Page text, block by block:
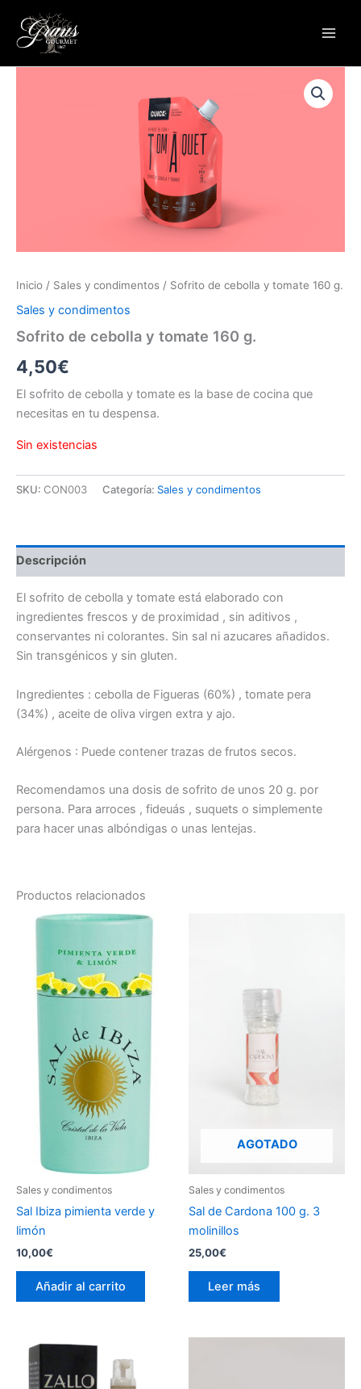
contenido
Inicio / Sales y condimentos / Sofrito de cebolla y tomate 160 g.
Sales y condimentos
Sofrito de cebolla y tomate 160 g.
4,50€
El sofrito de cebolla y tomate es la base de cocina que
necesitas en tu despensa.
Sin existencias
SKU: CON003 Categoría: Sales y condimentos
Descripción
El sofrito de cebolla y tomate está elaborado con
ingredientes frescos y de proximidad , sin aditivos ,
conservantes ni colorantes. Sin sal ni azucares añadidos.
Sin transgénicos y sin gluten.
Ingredientes : cebolla de Figueras (60%) , tomate pera
(34%) , aceite de oliva virgen extra y ajo.
Alérgenos : Puede contener trazas de frutos secos.
Recomendamos una dosis de sofrito de unos 20 g. por
persona. Para arroces , fideuás , suquets o simplemente
para hacer unas albóndigas o unas lentejas.
Productos relacionados
Sales y condimentos
Sal Ibiza pimienta verde y
limón
10,00€
Añadir al carrito
AGOTADO
Sales y condimentos
Sal de Cardona 100 g. 3
molinillos
25,00€
Leer más